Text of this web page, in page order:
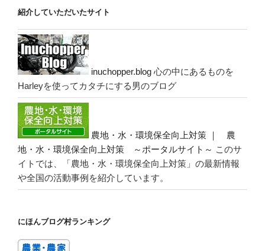
紹介していただいたサイト
inuchopper.blog 心の中にあるものを
Harleyを使ってカタチにする男のブログ
農地・水・環境保全向上対策 ｜ 農
地・水・環境保全向上対策 ～ポータルサイト～ このサ
イトでは、「農地・水・環境保全向上対策」の最新情報
や全国の活動事例を紹介しています。
にほんブログ村ランキング